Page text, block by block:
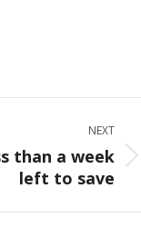
NEXT
than a week
left to save